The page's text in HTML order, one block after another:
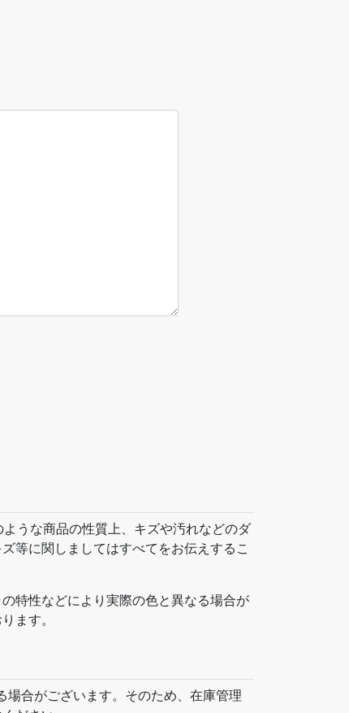
うな商品の性質上、キズや汚れなどのダ
等に関しましてはすべてをお伝えするこ
特性などにより実際の色と異なる場合が
ます。
場合がございます。そのため、在庫管理